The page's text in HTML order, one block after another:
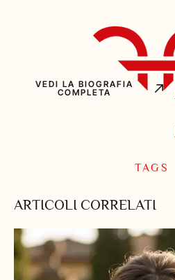
VEDI LA BIOGRAFIA
COMPLETA
TAGS
ARTICOLI CORRELATI